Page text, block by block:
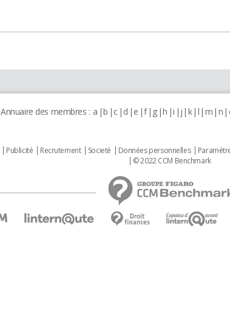
Annuaire des membres : a b c d e f g h i j k l m n
Publicité Recrutement Societé Données personnelles
© 2022 CCM Benchmark